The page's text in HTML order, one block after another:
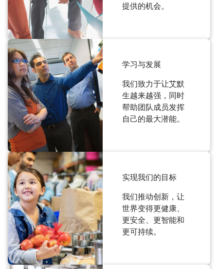
提供的机会。
学习与发展
我们致力于让艾默
生越来越强，同时
帮助团队成员发挥
自己的最大潜能。
实现我们的目标
我们推动创新，让
世界变得更健康、
更安全、更智能和
更可持续。